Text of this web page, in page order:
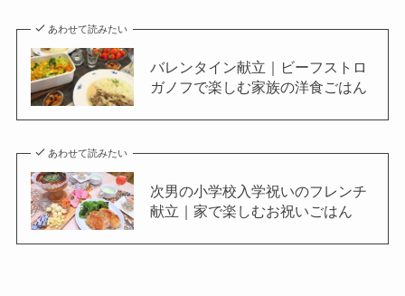
あわせて読みたい
バレンタイン献立｜ビーフストロ
ガノフで楽しむ家族の洋食ごはん
あわせて読みたい
次男の小学校入学祝いのフレンチ
献立｜家で楽しむお祝いごはん